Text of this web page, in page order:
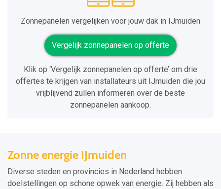
Zonnepanelen vergelijken voor jouw dak in IJmuiden
Vergelijk zonnepanelen op offerte
Klik op ‘Vergelijk zonnepanelen op offerte’ om drie
offertes te krijgen van installateurs uit IJmuiden die jou
vrijblijvend zullen informeren over de beste
zonnepanelen aankoop.
Zonne energie IJmuiden
Diverse steden en provincies in Nederland hebben
doelstellingen op schone opwek van energie. Zij hebben als